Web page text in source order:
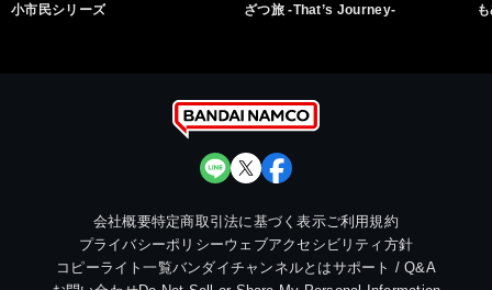
小市民シリーズ ざつ旅 -That’s Journey-
会社概要特定商取引法に基づく表示ご利用規約
プライバシーポリシーウェブアクセシビリティ方針
コピーライト一覧バンダイチャンネルとはサポート / Q&A